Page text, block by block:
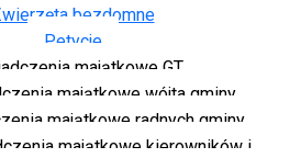
bezdomne
Petycje
majątkowe GT
majątkowe wójta gminy
majątkowe radnych gminy
majątkowe kierowników i